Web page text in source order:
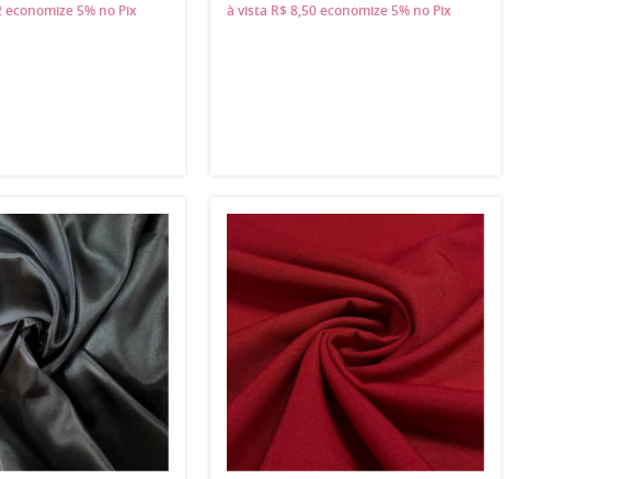
economize5% no Pix à vista R$ 8,50economize5% no Pix